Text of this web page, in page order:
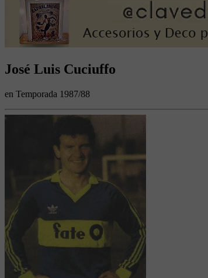
José Luis Cuciuffo
en Temporada 1987/88